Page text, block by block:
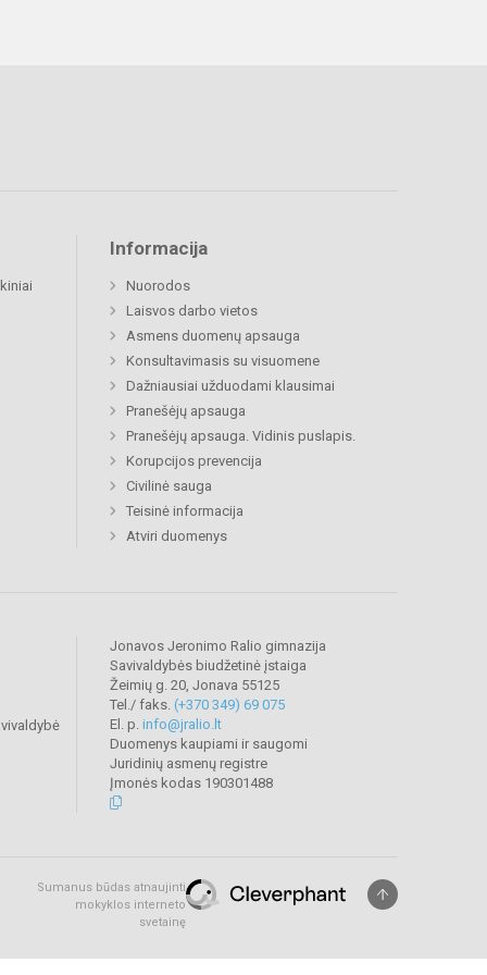
Informacija
Nuorodos
Laisvos darbo vietos
Asmens duomenų apsauga
Konsultavimasis su visuomene
Dažniausiai užduodami klausimai
Pranešėjų apsauga
Pranešėjų apsauga. Vidinis puslapis.
Korupcijos prevencija
Civilinė sauga
Teisinė informacija
Atviri duomenys
Jonavos Jeronimo Ralio gimnazija
Savivaldybės biudžetinė įstaiga
Žeimių g. 20, Jonava 55125
Tel./ faks. (+370 349) 69 075
El. p. info@jralio.lt
Duomenys kaupiami ir saugomi
Juridinių asmenų registre
Įmonės kodas 190301488
Sumanus būdas atnaujinti
mokyklos interneto
svetainę